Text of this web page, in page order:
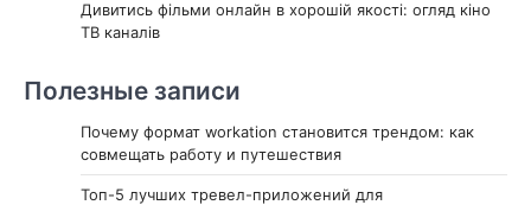
Дивитись фільми онлайн в хорошій якості: огляд кіно
ТВ каналів
Полезные записи
Почему формат workation становится трендом: как
совмещать работу и путешествия
Топ-5 лучших тревел-приложений для